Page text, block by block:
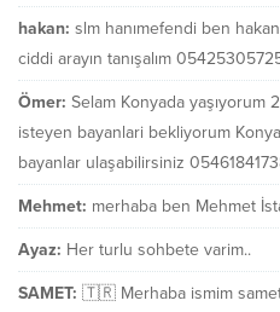
hakan: slm hanımefendi ben
ciddi arayın tanışalım
Ömer: Selam Konyada yaşıyorum
isteyen bayanlari bekliyorum
bayanlar ulaşabilirsiniz
Mehmet: merhaba ben Mehmet
Ayaz: Her turlu sohbete varim..
SAMET: 🇹🇷 Merhaba ismim samet